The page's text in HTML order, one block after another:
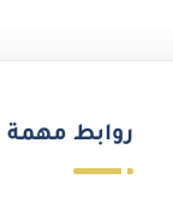
روابط مهمة